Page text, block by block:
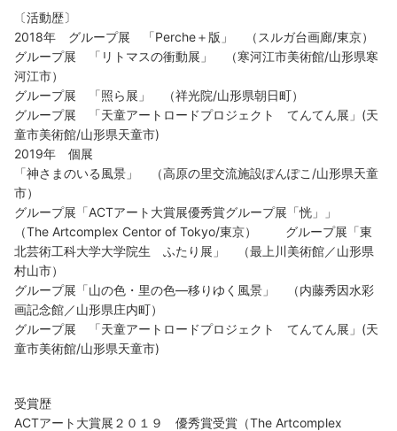
〔活動歴〕
2018年 グループ展 「Perche＋版」 （スルガ台画廊/東京）
グループ展 「リトマスの衝動展」 （寒河江市美術館/山形県寒
河江市）
グループ展 「照ら展」 （祥光院/山形県朝日町）
グループ展 「天童アートロードプロジェクト てんてん展」(天
童市美術館/山形県天童市)
2019年 個展
「神さまのいる風景」 （高原の里交流施設ぽんぽこ/山形県天童
市）
グループ展「ACTアート大賞展優秀賞グループ展「恍」」
（The Artcomplex Centor of Tokyo/東京） グループ展「東
北芸術工科大学大学院生 ふたり展」 （最上川美術館／山形県
村山市）
グループ展「山の色・里の色―移りゆく風景」 （内藤秀因水彩
画記念館／山形県庄内町）
グループ展 「天童アートロードプロジェクト てんてん展」(天
童市美術館/山形県天童市)
受賞歴
ACTアート大賞展２０１９ 優秀賞受賞（The Artcomplex